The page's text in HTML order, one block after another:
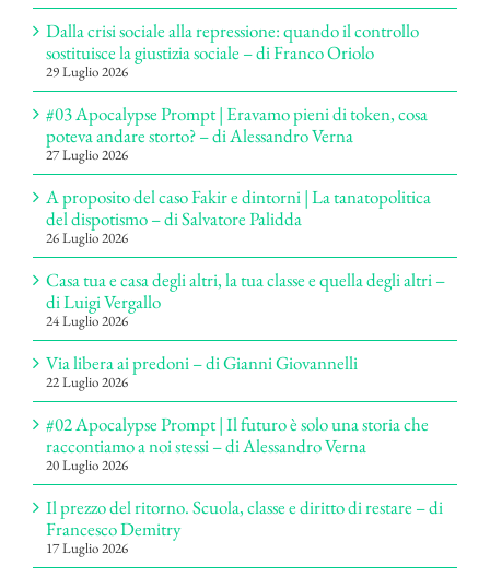
Dalla crisi sociale alla repressione: quando il controllo
sostituisce la giustizia sociale – di Franco Oriolo
29 Luglio 2026
#03 Apocalypse Prompt | Eravamo pieni di token, cosa
poteva andare storto? – di Alessandro Verna
27 Luglio 2026
A proposito del caso Fakir e dintorni | La tanatopolitica
del dispotismo – di Salvatore Palidda
26 Luglio 2026
Casa tua e casa degli altri, la tua classe e quella degli altri –
di Luigi Vergallo
24 Luglio 2026
Via libera ai predoni – di Gianni Giovannelli
22 Luglio 2026
#02 Apocalypse Prompt | Il futuro è solo una storia che
raccontiamo a noi stessi – di Alessandro Verna
20 Luglio 2026
Il prezzo del ritorno. Scuola, classe e diritto di restare – di
Francesco Demitry
17 Luglio 2026